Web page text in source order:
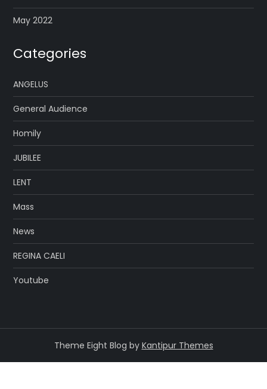
May 2022
Categories
ANGELUS
General Audience
Homily
JUBILEE
LENT
Mass
News
REGINA CAELI
Youtube
Theme Eight Blog by Kantipur Themes